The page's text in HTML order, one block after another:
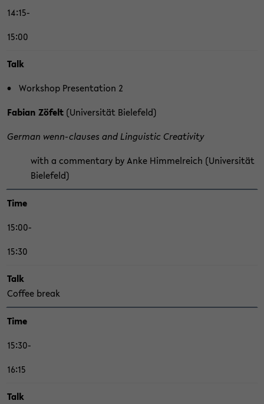
14:15-
15:00
Talk
Work­shop Pre­sen­ta­ti­on 2
Fa­bi­an Zöfelt (Uni­ver­si­tät Bie­le­feld)
Ger­man wenn-​clauses and Lin­gu­is­tic Crea­ti­vi­ty
with a com­men­ta­ry by Anke Him­mel­reich (Uni­ver­si­tät
Bie­le­feld)
Time
15:00-
15:30
Talk
Cof­fee break
Time
15:30-
16:15
Talk